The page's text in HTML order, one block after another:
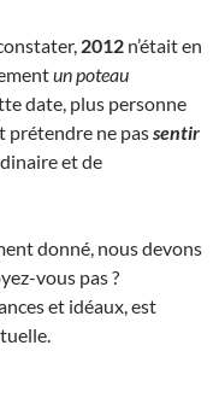
2012 n’était en
un poteau
date, plus personne
prétendre ne passentir
et de
donné, nous devons
vous pas ?
et idéaux, est